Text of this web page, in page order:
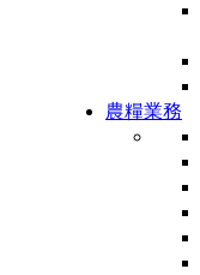
農糧業務